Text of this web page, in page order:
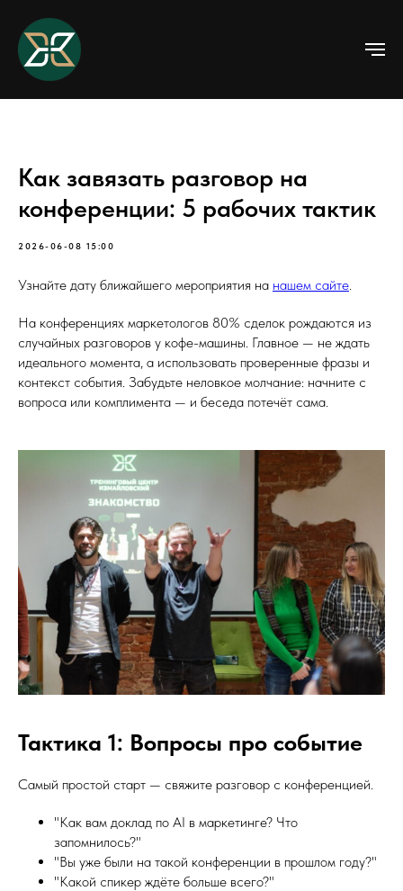
Как завязать разговор на
конференции: 5 рабочих тактик
2026-06-08 15:00
Узнайте дату ближайшего мероприятия на нашем сайте.
На конференциях маркетологов 80% сделок рождаются из
случайных разговоров у кофе-машины. Главное — не ждать
идеального момента, а использовать проверенные фразы и
контекст события. Забудьте неловкое молчание: начните с
вопроса или комплимента — и беседа потечёт сама.
Тактика 1: Вопросы про событие
Самый простой старт — свяжите разговор с конференцией.
"Как вам доклад по AI в маркетинге? Что
запомнилось?"
"Вы уже были на такой конференции в прошлом году?"
"Какой спикер ждёте больше всего?"